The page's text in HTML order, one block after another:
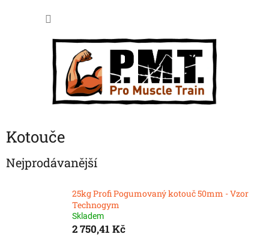
Kotouče
Nejprodávanější
25kg Profi Pogumovaný kotouč 50mm - Vzor
Technogym
Skladem
2 750,41 Kč